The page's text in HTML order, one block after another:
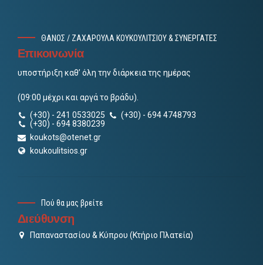
ΘΑΝΟΣ / ΖΑΧΑΡΟΥΛΑ ΚΟΥΚΟΥΛΙΤΣΙΟΥ & ΣΥΝΕΡΓΑΤΕΣ
Επικοινωνία
υποστήριξη καθ’ όλη την διάρκεια της ημέρας
(09:00 μέχρι και αργά το βράδυ).
(+30) - 241 0533025
(+30) - 694 4748793
(+30) - 694 8380239
koukots@otenet.gr
koukoulitsios.gr
Πού θα μας βρείτε
Διεύθυνση
Παπαναστασίου & Κύπρου (Κτήριο Πλατεία)